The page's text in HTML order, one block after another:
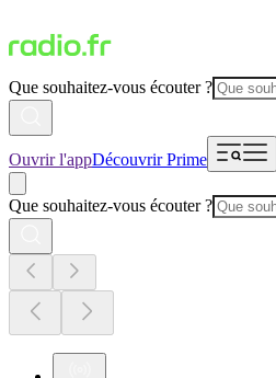
Que souhaitez-vous écouter ?
Ouvrir l'appDécouvrir Prime
Que souhaitez-vous écouter ?